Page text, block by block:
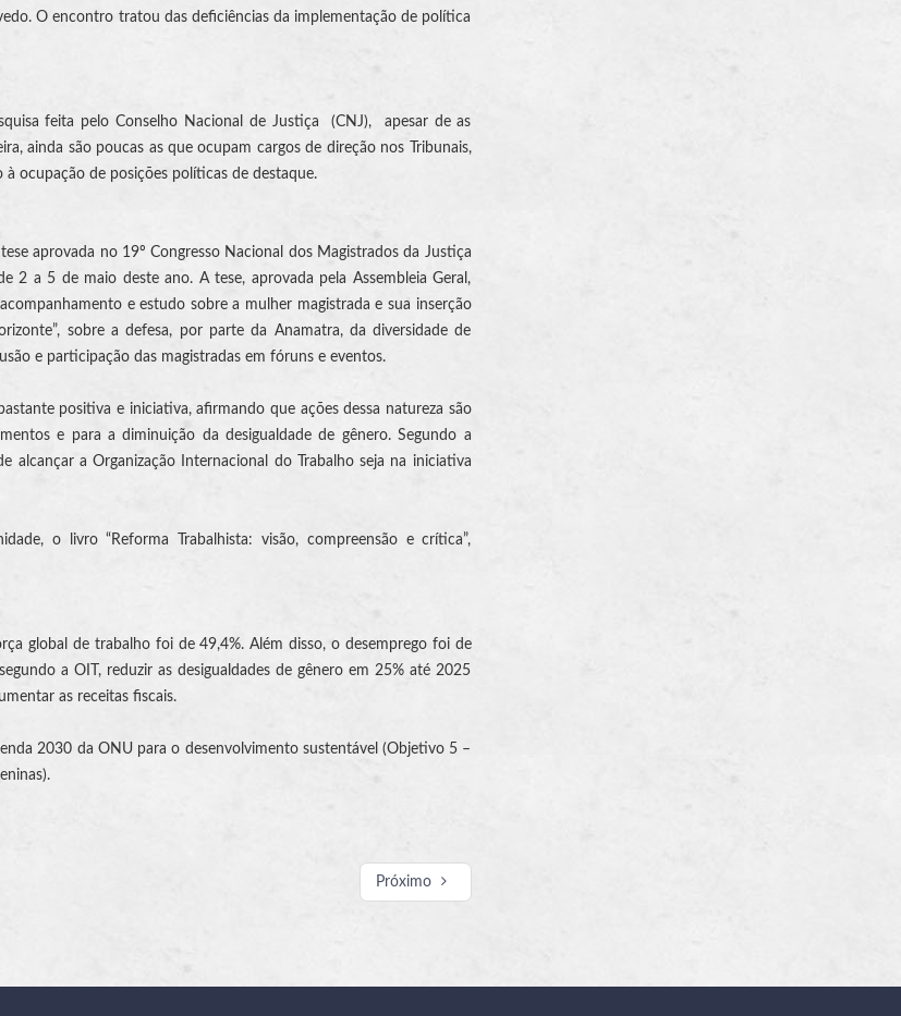
O encontro tratou das deficiências da implementação de política
feita pelo Conselho Nacional de Justiça (CNJ), apesar de as
ainda são poucas as que ocupam cargos de direção nos Tribunais,
ocupação de posições políticas de destaque.
aprovada no 19º Congresso Nacional dos Magistrados da Justiça
2 a 5 de maio deste ano. A tese, aprovada pela Assembleia Geral,
e estudo sobre a mulher magistrada e sua inserção
sobre a defesa, por parte da Anamatra, da diversidade de
e participação das magistradas em fóruns e eventos.
positiva e iniciativa, afirmando que ações dessa natureza são
e para a diminuição da desigualdade de gênero. Segundo a
a Organização Internacional do Trabalho seja na iniciativa
o livro “Reforma Trabalhista: visão, compreensão e crítica”,
global de trabalho foi de 49,4%. Além disso, o desemprego foi de
a OIT, reduzir as desigualdades de gênero em 25% até 2025
as receitas fiscais.
2030 da ONU para o desenvolvimento sustentável (Objetivo 5 –
Próximo